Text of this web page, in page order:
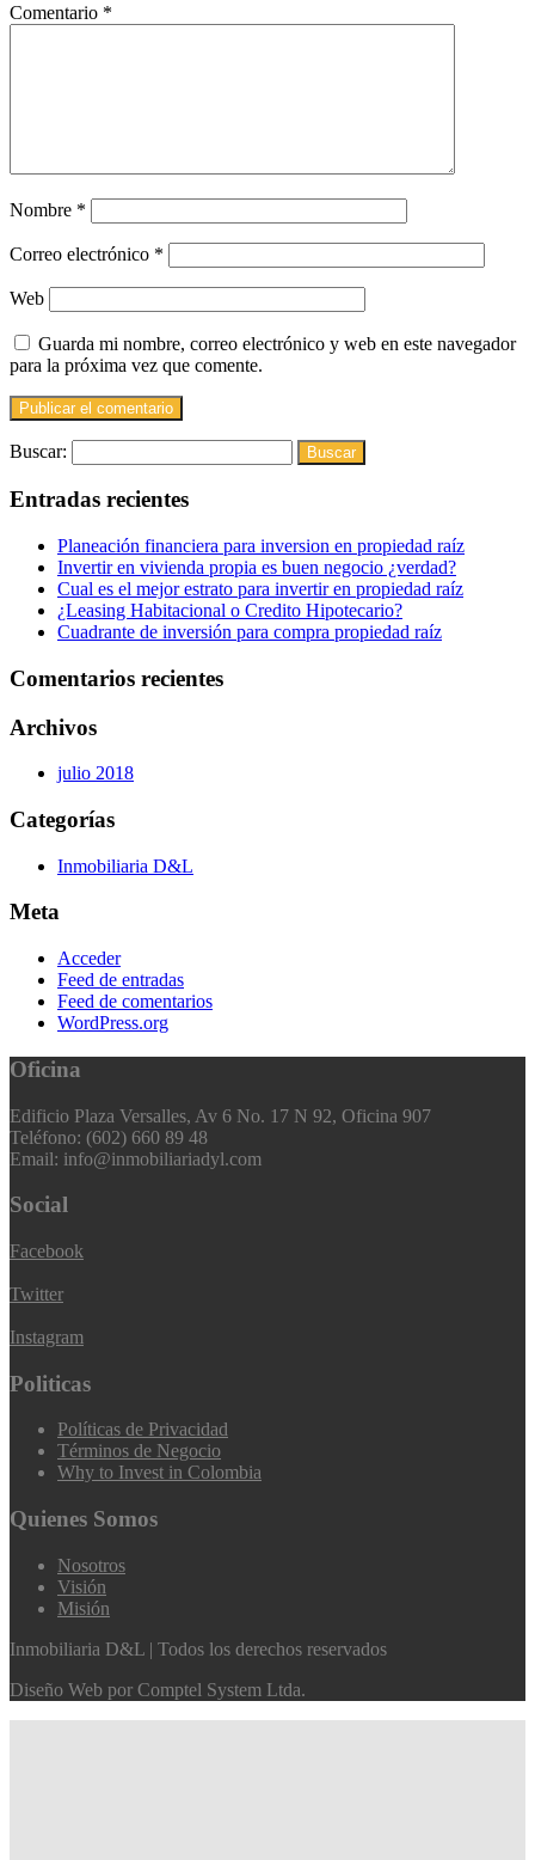
Comentario *
Nombre *
Correo electrónico *
Web
Guarda mi nombre, correo electrónico y web en este navegador
para la próxima vez que comente.
Buscar:
Entradas recientes
Planeación financiera para inversion en propiedad raíz
Invertir en vivienda propia es buen negocio ¿verdad?
Cual es el mejor estrato para invertir en propiedad raíz
¿Leasing Habitacional o Credito Hipotecario?
Cuadrante de inversión para compra propiedad raíz
Comentarios recientes
Archivos
julio 2018
Categorías
Inmobiliaria D&L
Meta
Acceder
Feed de entradas
Feed de comentarios
WordPress.org
Oficina
Edificio Plaza Versalles, Av 6 No. 17 N 92, Oficina 907
Teléfono: (602) 660 89 48
Email: info@inmobiliariadyl.com
Social
Facebook
Twitter
Instagram
Politicas
Políticas de Privacidad
Términos de Negocio
Why to Invest in Colombia
Quienes Somos
Nosotros
Visión
Misión
Inmobiliaria D&L | Todos los derechos reservados
Diseño Web por Comptel System Ltda.